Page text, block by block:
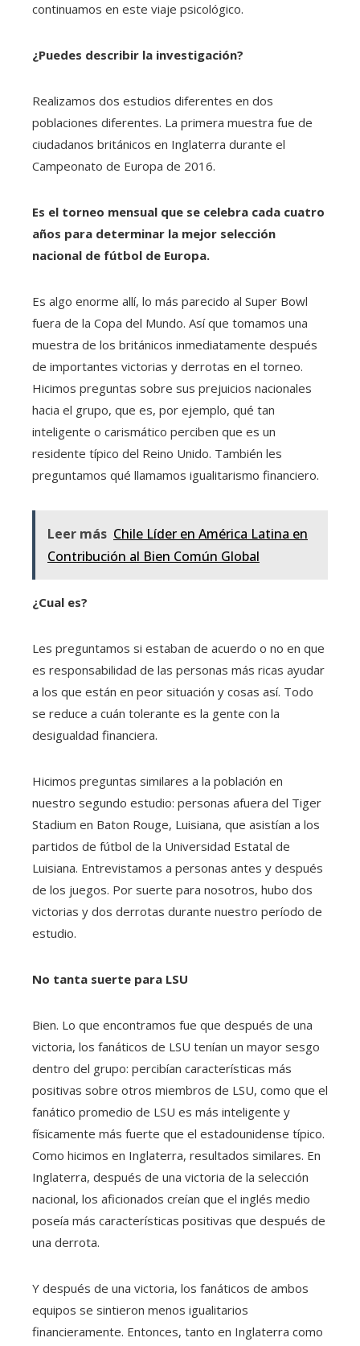
continuamos en este viaje psicológico.
¿Puedes describir la investigación?
Realizamos dos estudios diferentes en dos
poblaciones diferentes. La primera muestra fue de
ciudadanos británicos en Inglaterra durante el
Campeonato de Europa de 2016.
Es el torneo mensual que se celebra cada cuatro
años para determinar la mejor selección
nacional de fútbol de Europa.
Es algo enorme allí, lo más parecido al Super Bowl
fuera de la Copa del Mundo. Así que tomamos una
muestra de los británicos inmediatamente después
de importantes victorias y derrotas en el torneo.
Hicimos preguntas sobre sus prejuicios nacionales
hacia el grupo, que es, por ejemplo, qué tan
inteligente o carismático perciben que es un
residente típico del Reino Unido. También les
preguntamos qué llamamos igualitarismo financiero.
Leer más Chile Líder en América Latina en
Contribución al Bien Común Global
¿Cual es?
Les preguntamos si estaban de acuerdo o no en que
es responsabilidad de las personas más ricas ayudar
a los que están en peor situación y cosas así. Todo
se reduce a cuán tolerante es la gente con la
desigualdad financiera.
Hicimos preguntas similares a la población en
nuestro segundo estudio: personas afuera del Tiger
Stadium en Baton Rouge, Luisiana, que asistían a los
partidos de fútbol de la Universidad Estatal de
Luisiana. Entrevistamos a personas antes y después
de los juegos. Por suerte para nosotros, hubo dos
victorias y dos derrotas durante nuestro período de
estudio.
No tanta suerte para LSU
Bien. Lo que encontramos fue que después de una
victoria, los fanáticos de LSU tenían un mayor sesgo
dentro del grupo: percibían características más
positivas sobre otros miembros de LSU, como que el
fanático promedio de LSU es más inteligente y
físicamente más fuerte que el estadounidense típico.
Como hicimos en Inglaterra, resultados similares. En
Inglaterra, después de una victoria de la selección
nacional, los aficionados creían que el inglés medio
poseía más características positivas que después de
una derrota.
Y después de una victoria, los fanáticos de ambos
equipos se sintieron menos igualitarios
financieramente. Entonces, tanto en Inglaterra como